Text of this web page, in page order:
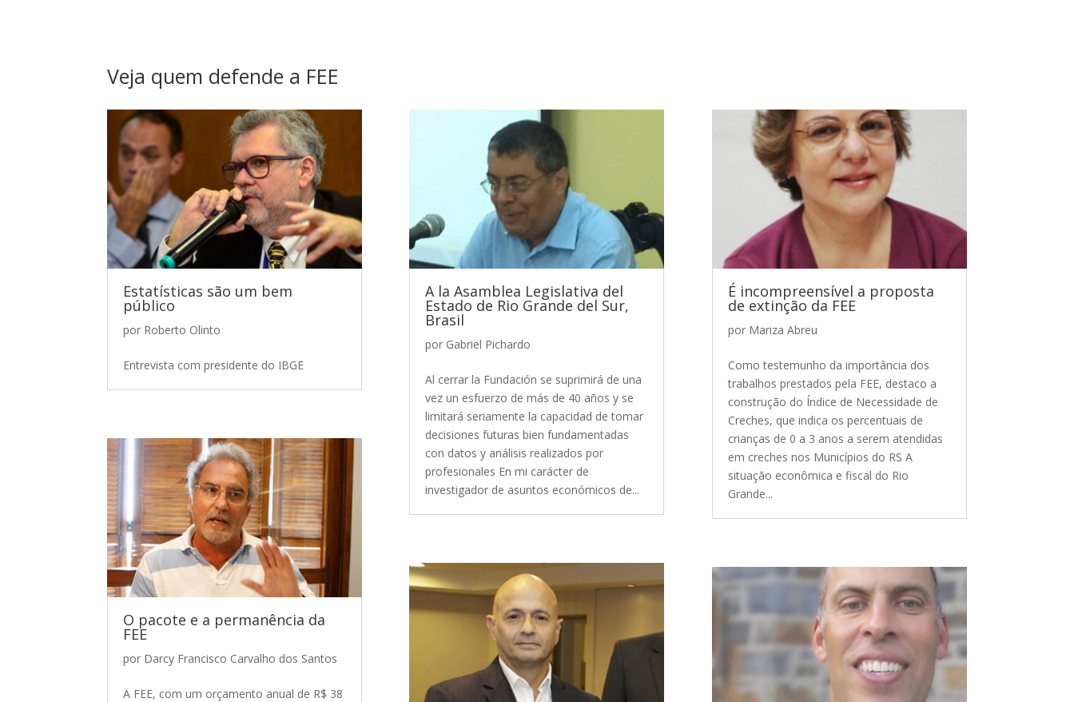
Veja quem defende a FEE
Estatísticas são um bem
público
por Roberto Olinto
Entrevista com presidente do IBGE
O pacote e a permanência da
FEE
por Darcy Francisco Carvalho dos Santos
A FEE, com um orçamento anual de R$ 38
A la Asamblea Legislativa del
Estado de Rio Grande del Sur,
Brasil
por Gabriel Pichardo
Al cerrar la Fundación se suprimirá de una
vez un esfuerzo de más de 40 años y se
limitará seriamente la capacidad de tomar
decisiones futuras bien fundamentadas
con datos y análisis realizados por
profesionales En mi carácter de
investigador de asuntos económicos de...
É incompreensível a proposta
de extinção da FEE
por Mariza Abreu
Como testemunho da importância dos
trabalhos prestados pela FEE, destaco a
construção do Índice de Necessidade de
Creches, que indica os percentuais de
crianças de 0 a 3 anos a serem atendidas
em creches nos Municípios do RS A
situação econômica e fiscal do Rio
Grande...